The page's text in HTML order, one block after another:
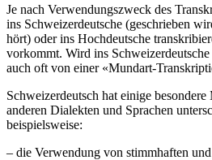
Je nach Verwendungszweck des
ins Schweizerdeutsche (geschrieben
hört) oder ins Hochdeutsche
vorkommt. Wird ins
auch oft von einer «Mundart-
Schweizerdeutsch hat einige
anderen Dialekten und Sprachen
beispielsweise:
– die Verwendung von stimmhaften